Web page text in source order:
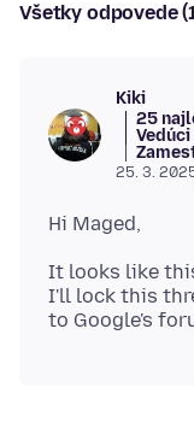
Všetky odpovede
Kiki
25
25. 3.
It looks like
I'll lock this